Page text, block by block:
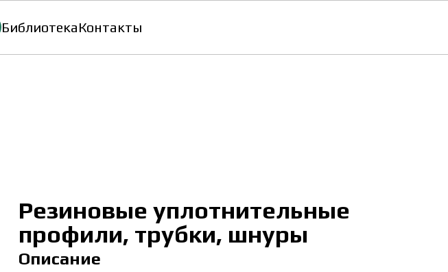
БиблиотекаКонтакты
Резиновые уплотнительные
профили, трубки, шнуры
Описание